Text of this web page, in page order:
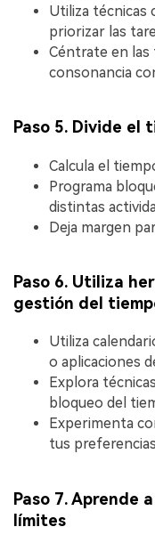
Utiliza técnicas
priorizar las
Céntrate en
consonancia
Paso 5. Divide el
Calcula el
Programa
distintas
Deja margen
Paso 6. Utiliza
gestión del
Utiliza
o aplicaciones
Explora
bloqueo del
Experimenta
tus
Paso 7. Aprende
límites